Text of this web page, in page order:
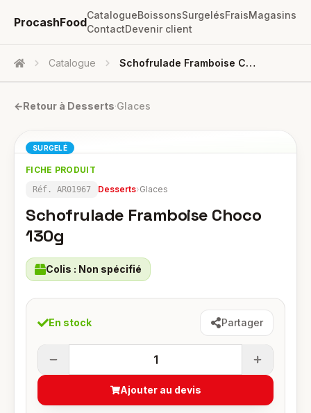
ProcashFood
CatalogueBoissonsSurgelésFraisMagasins
ContactDevenir client
Accueil Catalogue Schofrulade Framboise Choco 130g
←Retour à Desserts·Glaces
SURGELÉ
FICHE PRODUIT
Réf. AR01967 Desserts›Glaces
Schofrulade Framboise Choco
130g
Colis : Non spécifié
En stock Partager
1
Ajouter au devis